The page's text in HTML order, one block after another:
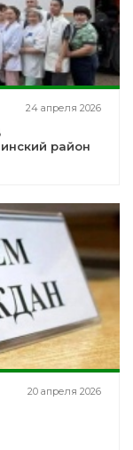
24 апреля 2026
район
20 апреля 2026